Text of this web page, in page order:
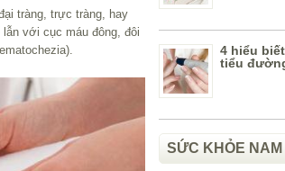
tràng, trực tràng, hay
với cục máu đông, đôi
4 hiểu
tiểu
SỨC KHỎE NAM